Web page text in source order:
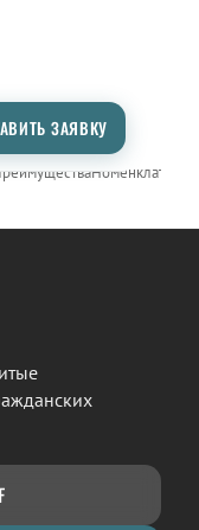
ЗАЯВКУ
Номенклатура